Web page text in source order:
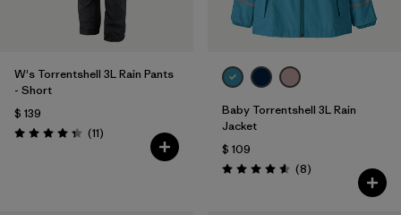
W's Torrentshell 3L Rain Pants
- Short
$ 139
Valoración: 4.4 / 5
(11Comentarios
)
Baby Torrentshell 3L Rain
Jacket
$ 109
Valoración: 4.6 / 5
(8Comentarios
)